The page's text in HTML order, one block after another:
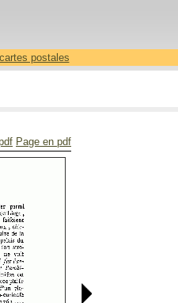
cartes postales
Page en pdf